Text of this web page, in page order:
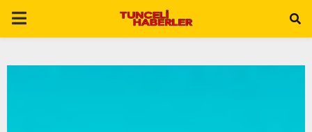
P